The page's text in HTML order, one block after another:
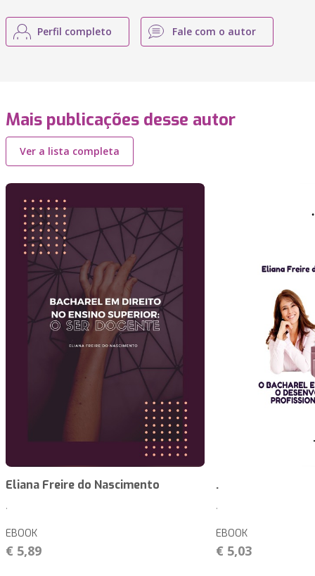
Perfil completo Fale com o autor
Mais publicações desse autor
Ver a lista completa
Eliana Freire do Nascimento
.
EBOOK
€ 5,89
.
.
EBOOK
€ 5,03